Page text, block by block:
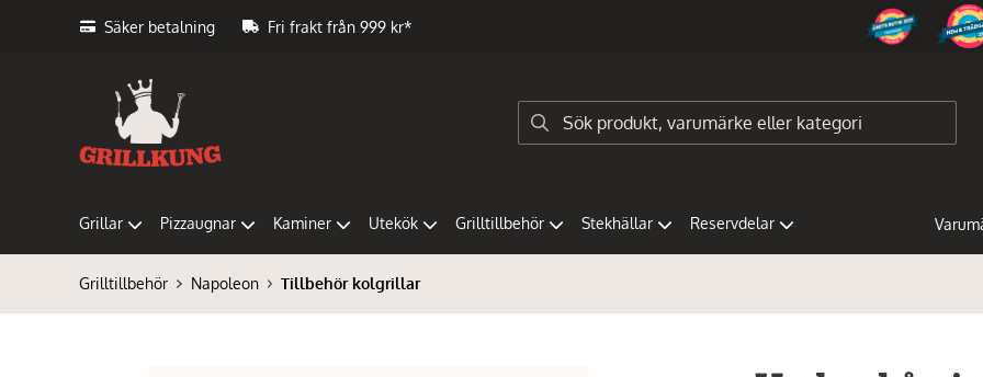
Säker betalning Fri frakt från 999 kr*
Grillar Pizzaugnar Kaminer Utekök Grilltillbehör Stekhällar Reservdelar
Grilltillbehör Napoleon Tillbehör kolgrillar